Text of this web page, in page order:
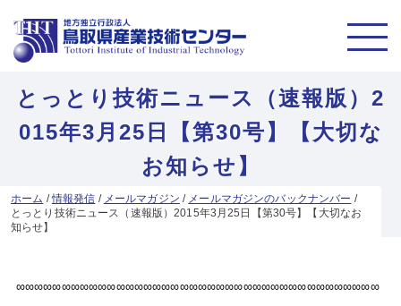
とっとり技術ニュース（速報版）2
015年3月25日【第30号】【大切な
お知らせ】
ホーム /情報発信 / メールマガジン / メールマガジンのバックナンバー /
とっとり技術ニュース（速報版）2015年3月25日【第30号】【大切なお
知らせ】
∞∞∞∞∞∞∞∞∞∞∞∞∞∞∞∞∞∞∞∞∞∞∞∞∞∞∞∞∞∞∞∞∞∞∞∞∞∞∞∞